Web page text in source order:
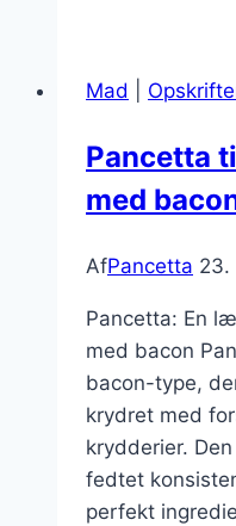
en
Mad
Pancetta
med
AfPancetta 23.
Pancetta: En
med bacon
bacon-type,
krydret med
krydderier.
fedtet
perfekt